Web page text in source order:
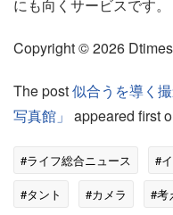
にも向くサービスです。
Copyright © 2026
The post似合うを導く
写真館」 appeared first
#ライフ総合ニュース #
#タント
#カメラ #考